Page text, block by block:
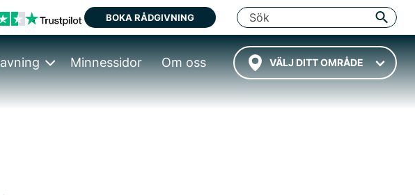
BOKA RÅDGIVNING
VÄLJ DITT OMRÅDE
Minnessidor Om oss